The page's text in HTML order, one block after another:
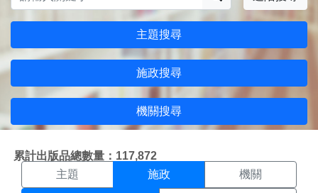
主題搜尋
施政搜尋
機關搜尋
累計出版品總數量：117,872
施政搜尋結果頁面
主題 施政 機關